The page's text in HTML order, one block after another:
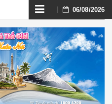
Skip
to
content
06/08/2026